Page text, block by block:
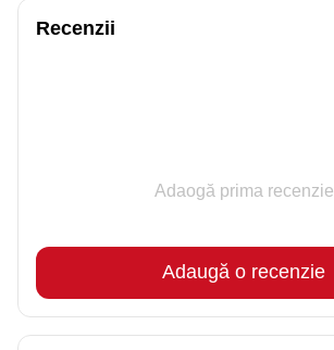
Recenzii
Adaogă prima recenzie
Adaugă o recenzie